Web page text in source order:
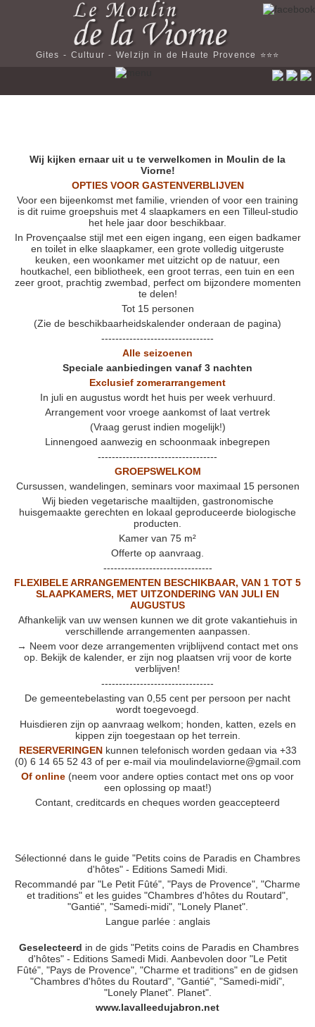
Gites - Cultuur - Welzijn in de Haute Provence ⭐️⭐️⭐️
Wij kijken ernaar uit u te verwelkomen in Moulin de la
Viorne!
OPTIES VOOR GASTENVERBLIJVEN
Voor een bijeenkomst met familie, vrienden of voor een training
is dit ruime groepshuis met 4 slaapkamers en een Tilleul-studio
het hele jaar door beschikbaar.
In Provençaalse stijl met een eigen ingang, een eigen badkamer
en toilet in elke slaapkamer, een grote volledig uitgeruste
keuken, een woonkamer met uitzicht op de natuur, een
houtkachel, een bibliotheek, een groot terras, een tuin en een
zeer groot, prachtig zwembad, perfect om bijzondere momenten
te delen!
Tot 15 personen
(Zie de beschikbaarheidskalender onderaan de pagina)
--------------------------------
Alle seizoenen
Speciale aanbiedingen vanaf 3 nachten
Exclusief zomerarrangement
In juli en augustus wordt het huis per week verhuurd.
Arrangement voor vroege aankomst of laat vertrek
(Vraag gerust indien mogelijk!)
Linnengoed aanwezig en schoonmaak inbegrepen
----------------------------------
GROEPSWELKOM
Cursussen, wandelingen, seminars voor maximaal 15 personen
Wij bieden vegetarische maaltijden, gastronomische
huisgemaakte gerechten en lokaal geproduceerde biologische
producten.
Kamer van 75 m²
Offerte op aanvraag.
-------------------------------
FLEXIBELE ARRANGEMENTEN BESCHIKBAAR, VAN 1 TOT 5
SLAAPKAMERS, MET UITZONDERING VAN JULI EN
AUGUSTUS
Afhankelijk van uw wensen kunnen we dit grote vakantiehuis in
verschillende arrangementen aanpassen.
→ Neem voor deze arrangementen vrijblijvend contact met ons
op. Bekijk de kalender, er zijn nog plaatsen vrij voor de korte
verblijven!
--------------------------------
De gemeentebelasting van 0,55 cent per persoon per nacht
wordt toegevoegd.
Huisdieren zijn op aanvraag welkom; honden, katten, ezels en
kippen zijn toegestaan op het terrein.
RESERVERINGENkunnen telefonisch worden gedaan via +33
(0) 6 14 65 52 43 of per e-mail via moulindelaviorne@gmail.com
Of online (neem voor andere opties contact met ons op voor
een oplossing op maat!)
Contant, creditcards en cheques worden geaccepteerd
Sélectionné dans le guide "Petits coins de Paradis en Chambres
d'hôtes" - Editions Samedi Midi.
Recommandé par "Le Petit Fûté", "Pays de Provence", "Charme
et traditions" et les guides "Chambres d'hôtes du Routard",
"Gantié", "Samedi-midi", "Lonely Planet".
Langue parlée : anglais
Geselecteerd in de gids "Petits coins de Paradis en Chambres
d'hôtes" - Editions Samedi Midi. Aanbevolen door "Le Petit
Fûté", "Pays de Provence", "Charme et traditions" en de gidsen
"Chambres d'hôtes du Routard", "Gantié", "Samedi-midi",
"Lonely Planet". Planet".
www.lavalleedujabron.net